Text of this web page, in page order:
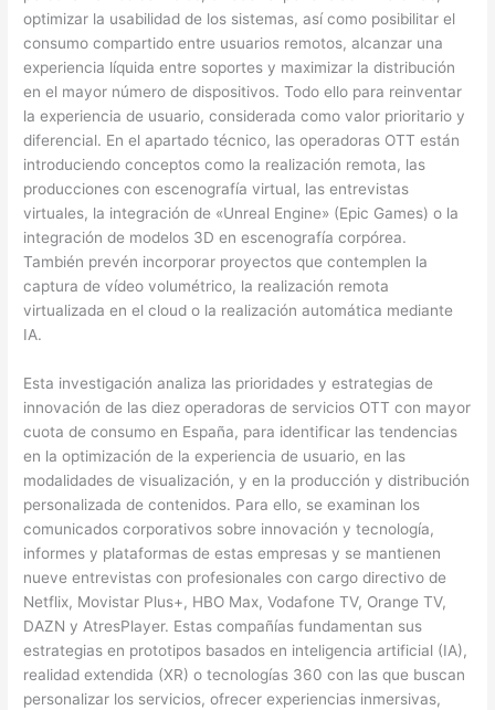
optimizar la usabilidad de los sistemas, así como posibilitar el
consumo compartido entre usuarios remotos, alcanzar una
experiencia líquida entre soportes y maximizar la distribución
en el mayor número de dispositivos. Todo ello para reinventar
la experiencia de usuario, considerada como valor prioritario y
diferencial. En el apartado técnico, las operadoras OTT están
introduciendo conceptos como la realización remota, las
producciones con escenografía virtual, las entrevistas
virtuales, la integración de «Unreal Engine» (Epic Games) o la
integración de modelos 3D en escenografía corpórea.
También prevén incorporar proyectos que contemplen la
captura de vídeo volumétrico, la realización remota
virtualizada en el cloud o la realización automática mediante
IA.
​Esta investigación analiza las prioridades y estrategias de
innovación de las diez operadoras de servicios OTT con mayor
cuota de consumo en España, para identificar las tendencias
en la optimización de la experiencia de usuario, en las
modalidades de visualización, y en la producción y distribución
personalizada de contenidos. Para ello, se examinan los
comunicados corporativos sobre innovación y tecnología,
informes y plataformas de estas empresas y se mantienen
nueve entrevistas con profesionales con cargo directivo de
Netflix, Movistar Plus+, HBO Max, Vodafone TV, Orange TV,
DAZN y AtresPlayer. Estas compañías fundamentan sus
estrategias en prototipos basados en inteligencia artificial (IA),
realidad extendida (XR) o tecnologías 360 con las que buscan
personalizar los servicios, ofrecer experiencias inmersivas,